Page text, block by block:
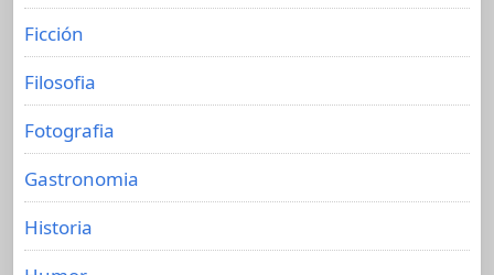
Ficción
Filosofia
Fotografia
Gastronomia
Historia